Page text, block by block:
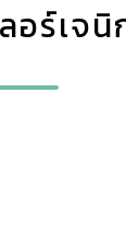
อร์เจนิ